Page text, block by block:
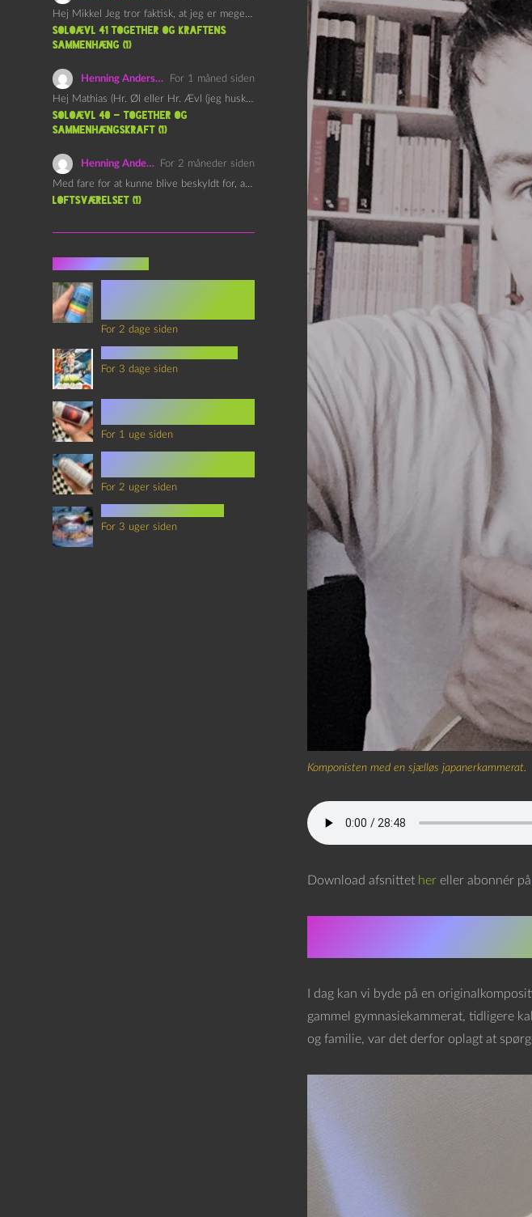
Komponisten med en sjælløs japanerkammerat.
Download afsnittet hereller abonnér på
I dag kan vi byde på en
gammel gymnasiekammerat, tidligere
og familie, var det derfor oplagt at
Hej Mikkel Jeg tror faktisk, at jeg er meget enig…
Soloævl 41 Together og Kraftens
Sammenhæng (1)
Henning Andersen
For 1 måned siden
Hej Mathias (Hr. Øl eller Hr. Ævl (jeg husker ikke…
Soloævl 40 – Together og
sammenhængskraft (1)
Henning Andersen
For 2 måneder siden
Med fare for at kunne blive beskyldt for, at være…
Loftsværelset (1)
For 2 dage siden
For 3 dage siden
For 1 uge siden
For 2 uger siden
For 3 uger siden